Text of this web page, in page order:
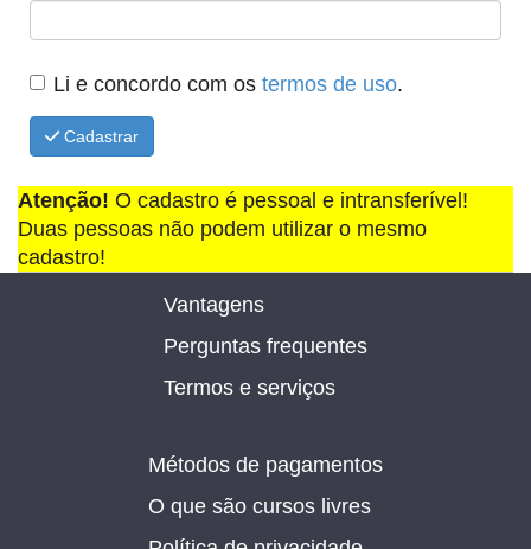
Li e concordo com os termos de uso.
Cadastrar
Atenção! O cadastro é pessoal e intransferível!
Duas pessoas não podem utilizar o mesmo
cadastro!
Vantagens
Perguntas frequentes
Termos e serviços
Métodos de pagamentos
O que são cursos livres